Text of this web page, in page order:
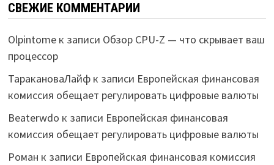
СВЕЖИЕ КОММЕНТАРИИ
Olpintomeк записи Обзор CPU-Z — что скрывает ваш
процессор
ТаракановаЛайфк записи Европейская финансовая
комиссия обещает регулировать цифровые валюты
Beaterwdo к записи Европейская финансовая
комиссия обещает регулировать цифровые валюты
Роман к записи Европейская финансовая комиссия